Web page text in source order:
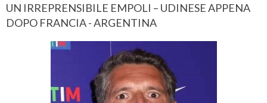
UN IRREPRENSIBILE EMPOLI – UDINESE APPENA
DOPO FRANCIA - ARGENTINA